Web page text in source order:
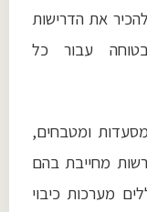
את הדרישות
עבור כל
ומטבחים,
מחייבת בהם
מערכות כיבוי